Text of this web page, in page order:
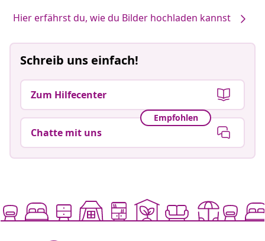
Hier erfährst du, wie du Bilder hochladen kannst
Schreib uns einfach!
Zum Hilfecenter
Empfohlen
Chatte mit uns